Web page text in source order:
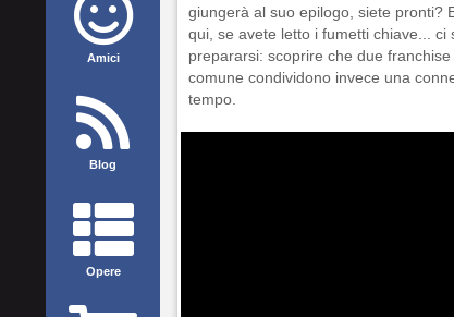
Amici
Blog
Opere
giungerà al suo epilogo, siete pronti?
qui, se avete letto i fumetti chiave...
prepararsi: scoprire che due
comune condividono invece una
tempo.